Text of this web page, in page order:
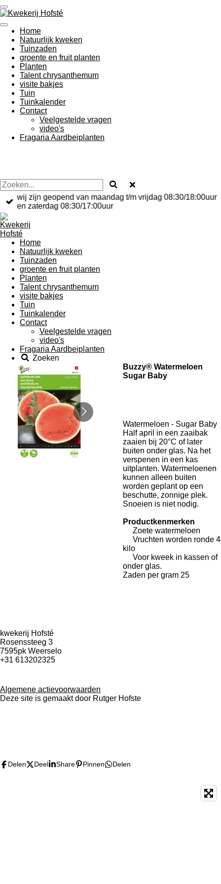
Ga
direct
naar
de
hoofdinhoud
Home
Natuurlijk kweken
Tuinzaden
groente en fruit planten
Planten
Talent chrysanthemum
visite bakjes
Tuin
Tuinkalender
Contact
Veelgestelde vragen
video's
Fragaria Aardbeiplanten
wij zijn geopend van maandag t/m vrijdag 08:30/18:00uur
en zaterdag 08:30/17:00uur
Home
Natuurlijk kweken
Tuinzaden
groente en fruit planten
Planten
Talent chrysanthemum
visite bakjes
Tuin
Tuinkalender
Contact
Veelgestelde vragen
video's
Fragaria Aardbeiplanten
Zoeken
Buzzy® Watermeloen
Sugar Baby
Watermeloen - Sugar Baby
Half april in een zaaibak
zaaien bij 20°C of later
buiten onder glas. Na het
verspenen in een kas
uitplanten. Watermeloenen
kunnen alleen buiten
worden geplant op een
beschutte, zonnige plek.
Snoeien is niet nodig.
Productkenmerken
Zoete watermeloen
Vruchten worden ronde 4
kilo
Voor kweek in kassen of
onder glas.
Zaden per gram 25
kwekerij Hofsté
Rosenssteeg 3
7595pk Weerselo
+31 613202325
Algemene actievoorwaarden
Deze site is gemaakt door Rutger Hofste
c
e
s
t
t
u
T
Delen Deel Share Pinnen Delen